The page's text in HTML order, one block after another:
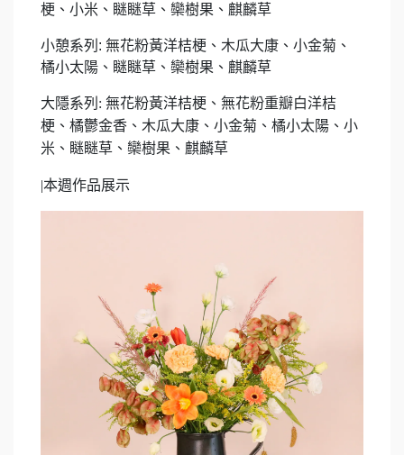
梗、小米、瞇瞇草、欒樹果、麒麟草
小憩系列: 無花粉黃洋桔梗、木瓜大康、小金菊、
橘小太陽、瞇瞇草、欒樹果、麒麟草
大隱系列: 無花粉黃洋桔梗、無花粉重瓣白洋桔
梗、橘鬱金香、木瓜大康、小金菊、橘小太陽、小
米、瞇瞇草、欒樹果、麒麟草
|本週作品展示